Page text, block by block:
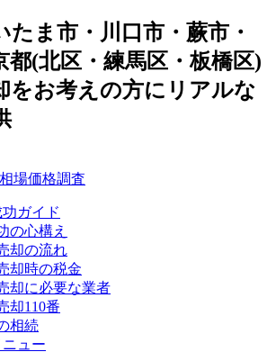
たま市・川口市・蕨市・
都(北区・練馬区・板橋区)
をお考えの方にリアルな
ガイド
の心構え
却の流れ
却時の税金
却に必要な業者
却110番
相続
ュー